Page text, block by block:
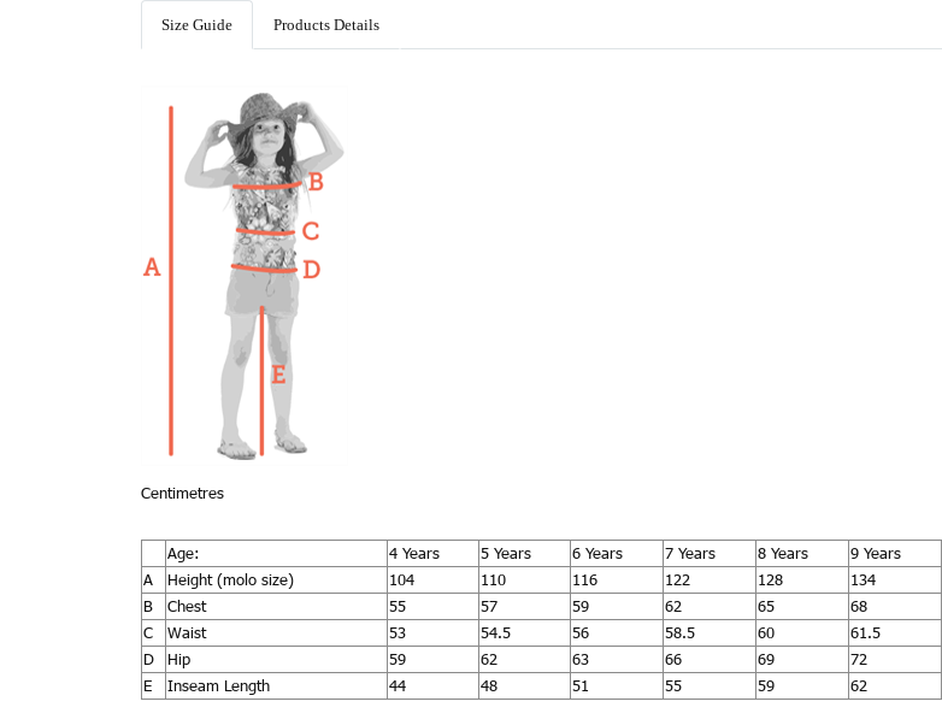
Size Guide Products Details
Centimetres
Age: 4 Years 5 Years 6 Years 7 Years 8 Years 9 Years
A
Height (molo size) 104 110 116 122 128 134
B
Chest 55 57 59 62 65 68
C
Waist 53 54.5 56 58.5 60 61.5
D
Hip 59 62 63 66 69 72
E
Inseam Length 44 48 51 55 59 62